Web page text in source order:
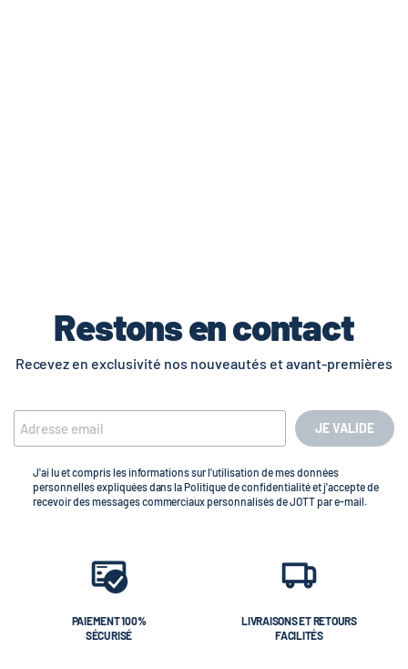
Restons en contact
Recevez en exclusivité nos nouveautés et avant-premières
JE VALIDE
J'ai lu et compris les informations sur l'utilisation de mes données
personnelles expliquées dans la Politique de confidentialité et j'accepte de
recevoir des messages commerciaux personnalisés de JOTT par e-mail.
PAIEMENT 100%
SÉCURISÉ
LIVRAISONS ET RETOURS
FACILITÉS